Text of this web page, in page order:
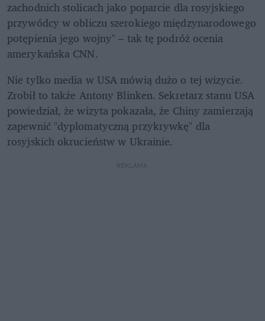
zachodnich stolicach jako poparcie dla rosyjskiego
przywódcy w obliczu szerokiego międzynarodowego
potępienia jego wojny" – tak tę podróż ocenia
amerykańska CNN.
Nie tylko media w USA mówią dużo o tej wizycie.
Zrobił to także Antony Blinken. Sekretarz stanu USA
powiedział, że wizyta pokazała, że ​​Chiny zamierzają
zapewnić "dyplomatyczną przykrywkę" dla
rosyjskich okrucieństw w Ukrainie.
REKLAMA